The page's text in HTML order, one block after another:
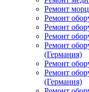
Ремонт
Ремонт
Ремонт
Ремонт
Ремонт
(Германия)
Ремонт
Ремонт
(Германия)